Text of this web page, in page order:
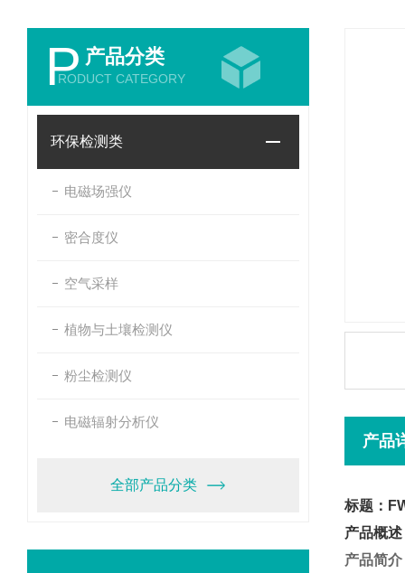
P 产品分类
RODUCT CATEGORY
环保检测类
电磁场强仪
密合度仪
空气采样
植物与土壤检测仪
粉尘检测仪
电磁辐射分析仪
全部产品分类
产品
标题：
产品概述
产品简介